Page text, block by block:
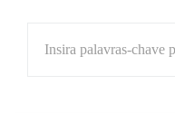
Insira palavras-chave